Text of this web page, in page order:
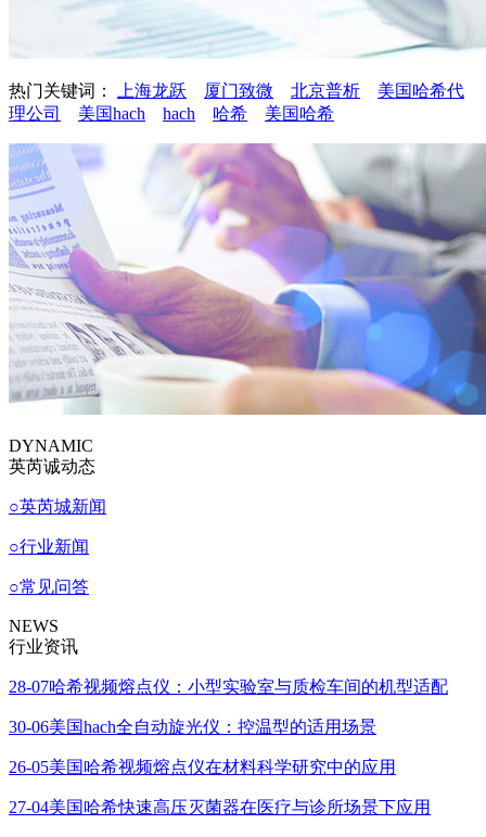
热门关键词： 上海龙跃 厦门致微 北京普析
美国哈希代
理公司
美国hach hach 哈希 美国哈希
DYNAMIC
英芮诚动态
○英芮城新闻
○行业新闻
○常见问答
NEWS
行业资讯
28-07哈希视频熔点仪：小型实验室与质检车间的机型适配
30-06美国hach全自动旋光仪：控温型的适用场景
26-05美国哈希视频熔点仪在材料科学研究中的应用
27-04美国哈希快速高压灭菌器在医疗与诊所场景下应用